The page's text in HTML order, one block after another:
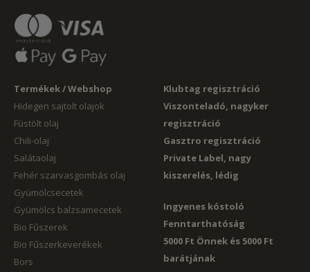
Termékek / Webshop
Hidegen sajtolt olajok
Füstölt olaj
Chili-olaj
Salátaolaj
Fehér szarvasgombás olaj
Gyümölcsecetek
Gyümölcs balzsamecetek
Bio Fűszerek
Bio Fűszerkeverékek
Bors
Klubtag regisztráció
Viszonteladó, nagyker
regisztráció
Gasztro regisztráció
Private Label, nagy
kiszerelés, lédig
Ingyenes kóstoló
Fenntarthatóság
5000 Ft Önnek és 5000 Ft
barátjának